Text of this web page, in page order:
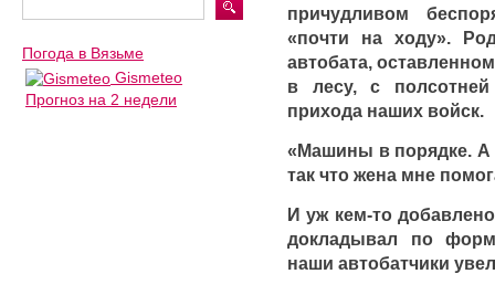
причудливом
«почти на ходу».
автобата,
в лесу, с
прихода наших войск.
«Машины в порядке. А
так что жена мне
И уж кем-то
докладывал по
наши автобатчики
Погода в Вязьме
Gismeteo
Прогноз на 2 недели